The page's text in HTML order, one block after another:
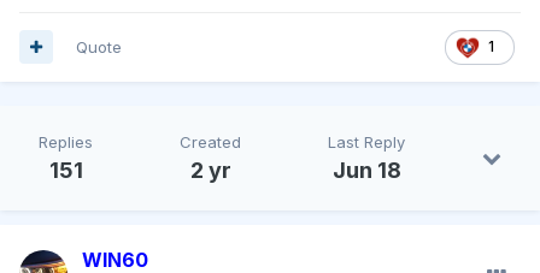
1
Quote
Replies
151
Created
2 yr
Last Reply
Jun 18
WIN60